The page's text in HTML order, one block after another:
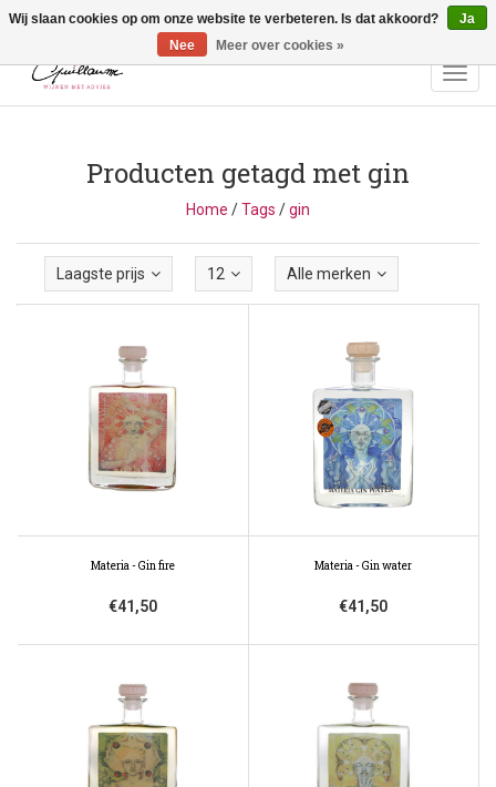
Vragen? Bel ons: +32 (0)13 - 77 11 21 - Winkel: Lochtstraat 2,
3272 Testelt -
info@guillaumewijnen.be
Producten getagd met gin
Home /Tags /gin
Laagste prijs 12 Alle merken
Materia - Gin fire
€41,50
Materia - Gin water
€41,50
Wij slaan cookies op om onze website te verbeteren. Is dat akkoord?
Ja
Nee
Meer over cookies »